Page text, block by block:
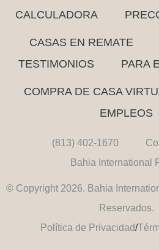
CALCULADORA
CASAS EN REMATE
TESTIMONIOS
PARA
COMPRA DE CASA
EMPLEOS
(813) 402-1670
Bahia International
© Copyright 2026. Bahia
Reservados.
Política de Privacidad/